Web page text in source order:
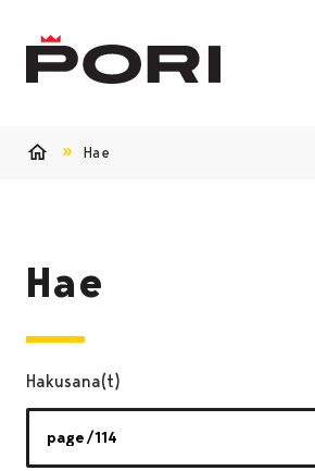
Hae
Hae
Hakusana(t)